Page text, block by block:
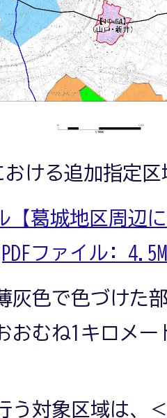
ける追加指定区
【葛城地区周辺
ファイル:
灰色で色づけた
おむね1キロメ
う対象区域は、